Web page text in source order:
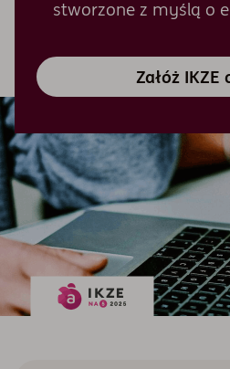
O nas
Otwórz
stworzone z myślą o
Załóż IKZE